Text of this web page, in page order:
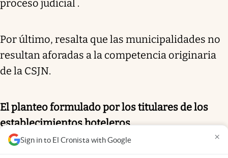
Sign in to El Cronista with Google ×
proceso judicial .
Por último, resalta que las municipalidades no
resultan aforadas a la competencia originaria
de la CSJN.
El planteo formulado por los titulares de los
establecimientos hoteleros